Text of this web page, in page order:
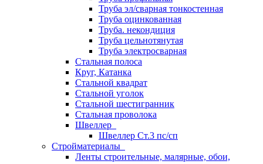
Труба эл/сварная тонкостенная
Труба оцинкованная
Труба. некондиция
Труба цельнотянутая
Труба электросварная
Стальная полоса
Круг, Катанка
Стальной квадрат
Стальной уголок
Стальной шестигранник
Стальная проволока
Швеллер
Швеллер Ст.3 пс/сп
Стройматериалы
Ленты строительные, малярные, обои,